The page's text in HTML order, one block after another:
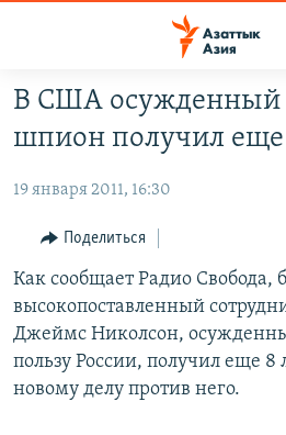
Вернуться
основному
Вернутся
главной
навигации
Вернутся
поиску
ЦЕНТРАЛЬНАЯ АЗИЯ
КЫРГЫЗСТАН
УЗБЕКИСТАН
ТАДЖИКИСТАН
ВОЙНА В УКРАИНЕ
НА ДРУГИХ ЯЗЫКАХ
ҚАЗАҚША
КЫРГЫЗЧА
ЎЗБЕКЧА
ТОҶИКӢ
Все сайты РСЕ/РС
В США осужденный
шпион получил
19 января 2011, 16:30
Поделиться
Как сообщает Радио
высокопоставленный
Джеймс Николсон,
пользу России, получил еще
новому делу против него.